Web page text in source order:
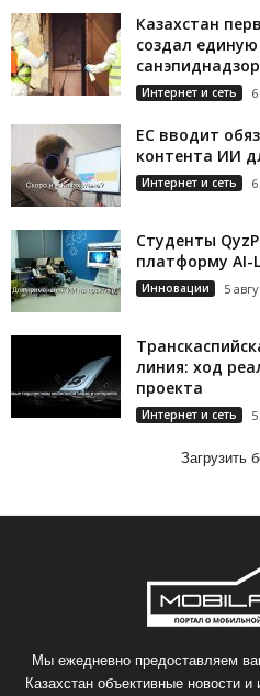
Казахстан
создал
Интернет и сеть
ЕС вводит
контента ИИ
Интернет и сеть
Студенты
платформу AI-
Инновации 5
линия: ход
проекта
Интернет и сеть
Загрузить
Мы ежедневно предоставляем
Казахстан объективные новости